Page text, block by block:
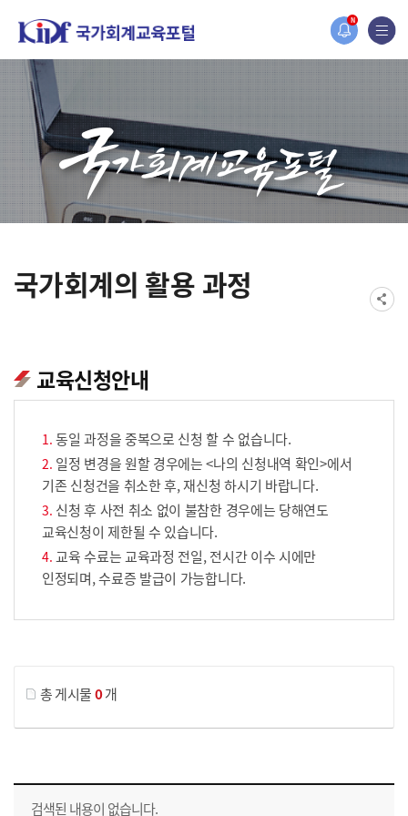
N
홈페이지가 새롭게 개편되었습니다.
한국조세재정연구원홈페이지가 새롭게 개설되었습니다.
국가회계의 활용 과정
교육신청안내
동일 과정을 중복으로 신청 할 수 없습니다.
일정 변경을 원할 경우에는 <나의 신청내역 확인>에서
기존 신청건을 취소한 후, 재신청 하시기 바랍니다.
신청 후 사전 취소 없이 불참한 경우에는 당해연도
교육신청이 제한될 수 있습니다.
교육 수료는 교육과정 전일, 전시간 이수 시에만
인정되며, 수료증 발급이 가능합니다.
총 게시물0개
교육신청 목록을 나타낸 표로 회차, 지역, 접수기간, 교육기간, 교육장소, 신청인원/모집인원, 상태로 나뉘어 설명합니다.
검색된 내용이 없습니다.